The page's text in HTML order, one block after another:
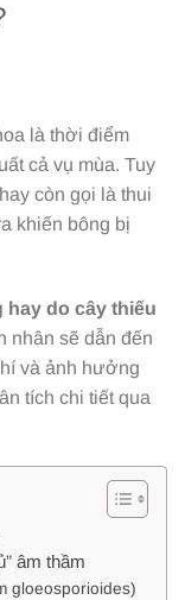
là thời điểm
cả vụ mùa. Tuy
còn gọi là thui
khiến bông bị
hay do cây thiếu
nhân sẽ dẫn đến
và ảnh hưởng
tích chi tiết qua
âm thầm
gloeosporioides)